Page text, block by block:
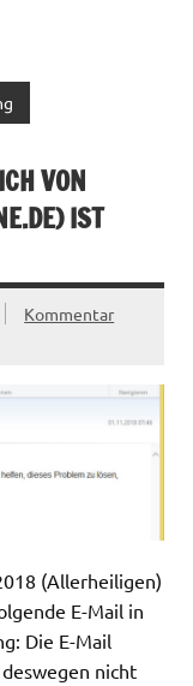
VON
) IST
Kommentar
(Allerheiligen)
E-Mail in
Die E-Mail
nicht